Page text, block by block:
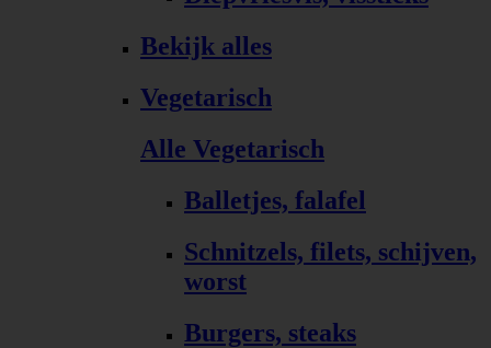
Bekijk alles
Vegetarisch
Alle Vegetarisch
Balletjes, falafel
Schnitzels, filets, schijven,
worst
Burgers, steaks